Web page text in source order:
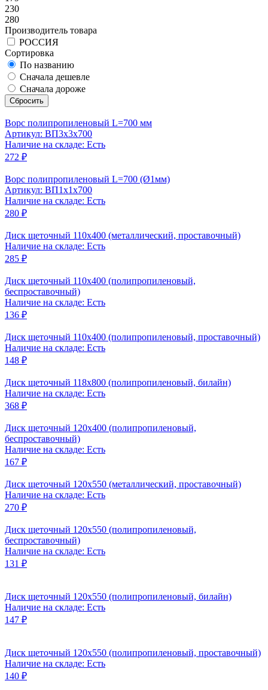
230
280
Производитель товара
РОССИЯ
Сортировка
По названию
Сначала дешевле
Сначала дороже
Сбросить
Ворс полипропиленовый L=700 мм
Артикул: ВП3x3x700
Наличие на складе: Есть
272 ₽
Ворс полипропиленовый L=700 (Ø1мм)
Артикул: ВП1x1x700
Наличие на складе: Есть
280 ₽
Диск щеточный 110x400 (металлический, проставочный)
Наличие на складе: Есть
285 ₽
Диск щеточный 110x400 (полипропиленовый,
беспроставочный)
Наличие на складе: Есть
136 ₽
Диск щеточный 110x400 (полипропиленовый, проставочный)
Наличие на складе: Есть
148 ₽
Диск щеточный 118x800 (полипропиленовый, билайн)
Наличие на складе: Есть
368 ₽
Диск щеточный 120x400 (полипропиленовый,
беспроставочный)
Наличие на складе: Есть
167 ₽
Диск щеточный 120x550 (металлический, проставочный)
Наличие на складе: Есть
270 ₽
Диск щеточный 120x550 (полипропиленовый,
беспроставочный)
Наличие на складе: Есть
131 ₽
Диск щеточный 120x550 (полипропиленовый, билайн)
Наличие на складе: Есть
147 ₽
Диск щеточный 120x550 (полипропиленовый, проставочный)
Наличие на складе: Есть
140 ₽